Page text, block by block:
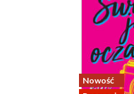
Nowość